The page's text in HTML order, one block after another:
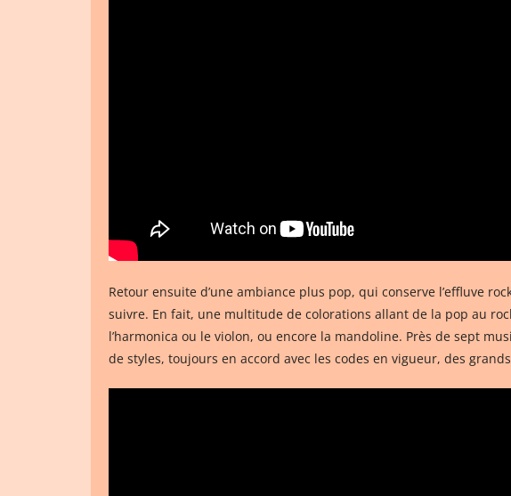
Retour ensuite d’une ambiance plus pop, qui conserve l’effluve
suivre. En fait, une multitude de colorations allant de la pop au
l’harmonica ou le violon, ou encore la mandoline. Près de sept
de styles, toujours en accord avec les codes en vigueur, des